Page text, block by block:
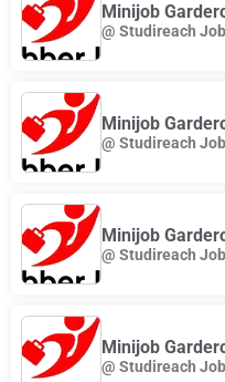
Minijob
@ Studireach
Minijob
@ Studireach
Minijob
@ Studireach
Minijob
@ Studireach